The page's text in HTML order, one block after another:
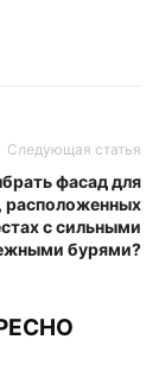
Следующая статья
фасад для
расположенных
с сильными
бурями?